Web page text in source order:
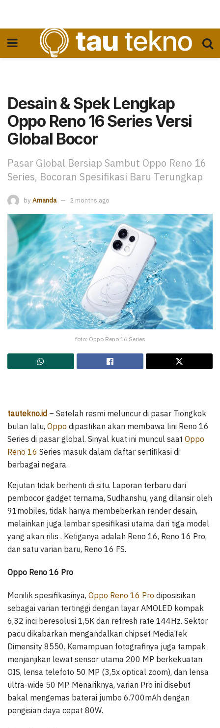
Desain & Spek Lengkap
Oppo Reno 16 Series Versi
Global Bocor
Pasar Global Bersiap Sambut Oppo Reno 16
Series, Bocoran Spesifikasi Baru Terungkap
by Amanda 2 months ago
foto: Oppo Reno 16 Series
tautekno.id – Setelah resmi meluncur di pasar Tiongkok
bulan lalu, Oppo dipastikan akan membawa lini Reno 16
Series di pasar global. Sinyal kuat ini muncul saat Oppo
Reno 16 Series masuk dalam daftar sertifikasi di
berbagai negara.
Kejutan tidak berhenti di situ. Laporan terbaru dari
pembocor gadget ternama, Sudhanshu, yang dilansir oleh
91mobiles, tidak hanya membeberkan render desain,
melainkan juga lembar spesifikasi utama dari tiga model
yang akan rilis . Ketiganya adalah Reno 16, Reno 16 Pro,
dan satu varian baru, Reno 16 FS.
Oppo Reno 16 Pro
Menilik spesifikasinya, Oppo Reno 16 Pro diposisikan
sebagai varian tertinggi dengan layar AMOLED kompak
6,32 inci beresolusi 1,5K dan refresh rate 144Hz. Sektor
pacu dikabarkan mengandalkan chipset MediaTek
Dimensity 8550. Kemampuan fotografinya juga tampak
menjanjikan lewat sensor utama 200 MP berkekuatan
OIS, lensa telefoto 50 MP (3,5x optical zoom), dan lensa
ultra-wide 50 MP. Menariknya, varian Pro ini disebut
bakal mengemas baterai jumbo 6.700mAh dengan
pengisian daya cepat 80W.